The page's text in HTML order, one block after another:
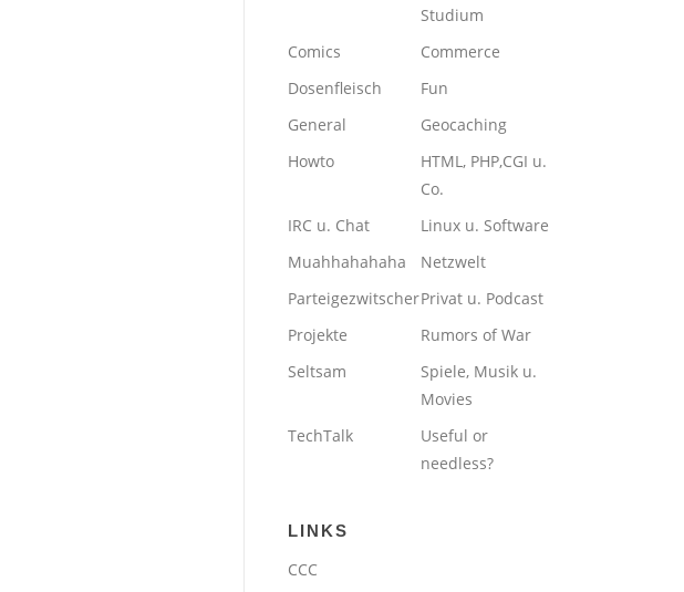
Studium
Comics
Commerce
Dosenfleisch
Fun
General
Geocaching
Howto
HTML, PHP,CGI u.
Co.
IRC u. Chat
Linux u. Software
Muahhahahaha
Netzwelt
ParteigezwitscherPrivat u. Podcast
Projekte
Rumors of War
Seltsam
Spiele, Musik u.
Movies
TechTalk
Useful or
needless?
LINKS
CCC